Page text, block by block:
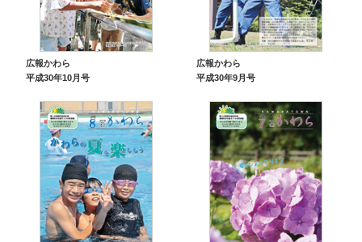
広報かわら
平成30年10月号
広報かわら
平成30年9月号